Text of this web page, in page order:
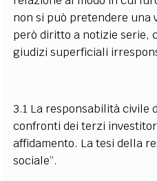
non si può pretendere una
però diritto a notizie serie,
giudizi superficiali
3.1 La responsabilità civile
confronti dei terzi
affidamento. La tesi della
sociale”.